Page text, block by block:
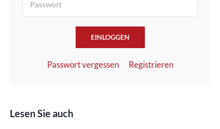
EINLOGGEN
Passwort vergessen Registrieren
Lesen Sie auch